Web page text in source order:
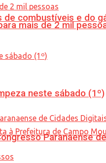
combustíveis e do
neste sábado (1º)
mais de 2 mil
Paranaense